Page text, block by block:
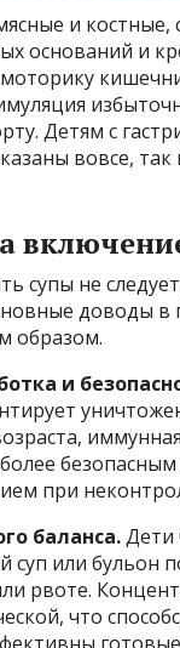
и костные,
оснований и
Детям с
вовсе, так
супы не
доводы в
образом.
и
при
баланса.Дети
суп или
рвоте.
что